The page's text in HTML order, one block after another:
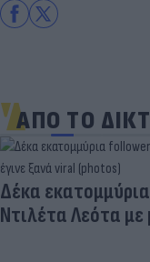
ΑΠΟ ΤΟ
Η